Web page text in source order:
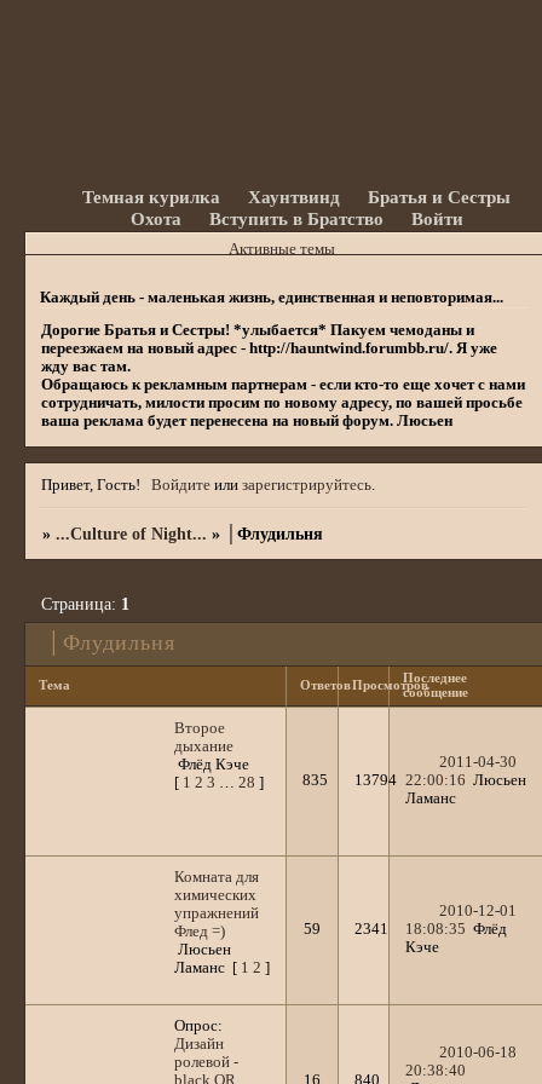
Темная курилка Хаунтвинд
Братья и Сестры
Охота
Вступить в Братство Войти
Активные темы
Каждый день - маленькая жизнь, единственная и неповторимая...
Дорогие Братья и Сестры! *улыбается* Пакуем чемоданы и
переезжаем на новый адрес - http://hauntwind.forumbb.ru/. Я уже
жду вас там.
Обращаюсь к рекламным партнерам - если кто-то еще хочет с нами
сотрудничать, милости просим по новому адресу, по вашей просьбе
ваша реклама будет перенесена на новый форум. Люсьен
Привет, Гость! Войдите илизарегистрируйтесь
»...Culture of Night... » │Флудильня
│Флудильня
Страница: 1
Тема ОтветовПросмотровПоследнее
сообщение
Второе
дыхание
Флёд Кэче
[ 1 2 3 28 ] 835 13794
2011-04-30
22:00:16 Люсьен
Ламанс
Комната для
химических
упражнений
Флед =)
Люсьен
Ламанс [ 1 2 ]
59 2341
2010-12-01
18:08:35 Флёд
Кэче
Опрос:
Дизайн
ролевой -
black OR
16 840
2010-06-18
20:38:40